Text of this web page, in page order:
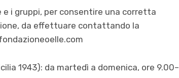
e i gruppi, per consentire una corretta
da effettuare contattando la
1943): da martedì a domenica, ore 9.00–